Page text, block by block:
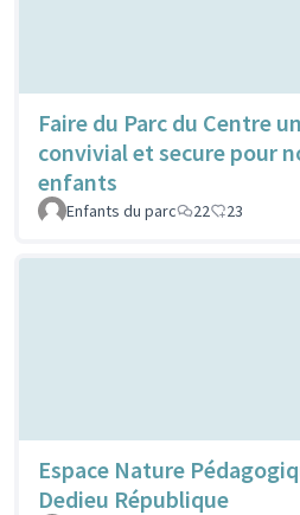
Faire du Parc du Centre
convivial et secure pour
enfants
Enfants du parc 22 23
Espace Nature
Dedieu République